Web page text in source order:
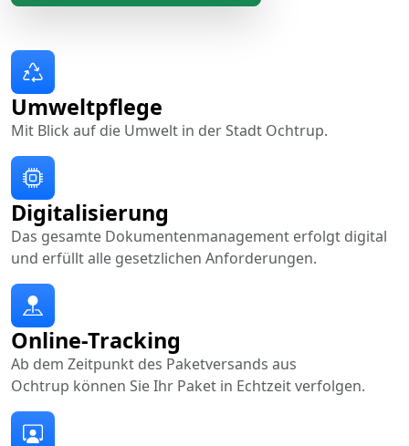
Online-Tracking
Ab dem Zeitpunkt des Paketversands aus
Ochtrup können Sie Ihr Paket in Echtzeit verfolgen.
Digitalisierung
Das gesamte Dokumentenmanagement erfolgt digital
und erfüllt alle gesetzlichen Anforderungen.
Umweltpflege
Mit Blick auf die Umwelt in der Stadt Ochtrup.